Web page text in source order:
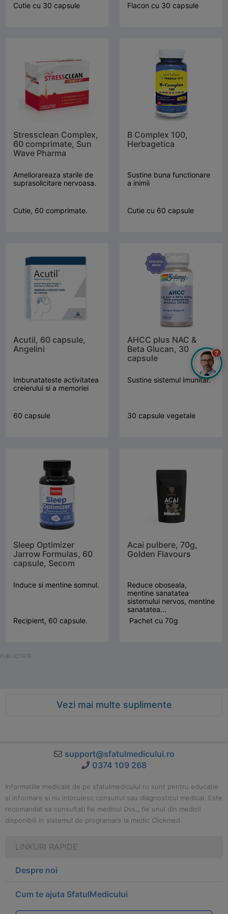
Cutie cu 30 capsule Flacon cu 30 capsule
Stressclean Complex,
60 comprimate, Sun
Wave Pharma
Ameliorareaza starile de
suprasolicitare nervoasa.
Cutie, 60 comprimate.
B Complex 100,
Herbagetica
Sustine buna functionare
a inimii
Cutie cu 60 capsule
Acutil, 60 capsule,
Angelini
Imbunatateste activitatea
creierului si a memoriei
60 capsule
AHCC plus NAC &
Beta Glucan, 30
capsule
Sustine sistemul imunitar.
30 capsule vegetale
Sleep Optimizer
Jarrow Formulas, 60
capsule, Secom
Induce si mentine somnul.
Recipient, 60 capsule.
Acai pulbere, 70g,
Golden Flavours
Reduce oboseala,
mentine sanatatea
sistemului nervos, mentine
sanatatea...
Pachet cu 70g
Vezi mai multe suplimente
support@sfatulmedicului.ro
0374 109 268
Informatiile medicale de pe sfatulmedicului.ro sunt pentru educatie
si informare si nu inlocuiesc consultul sau diagnosticul medical. Este
recomandat sa consultati fie medicul Dvs., fie unul din medicii
disponibili in sistemul de programare la medic Clickmed.
LINKURI RAPIDE
Despre noi
Cum te ajuta SfatulMedicului
?